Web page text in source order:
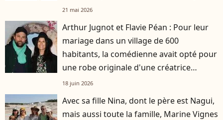
d'avis"
21 mai 2026
Arthur Jugnot et Flavie Péan : Pour leur
mariage dans un village de 600
habitants, la comédienne avait opté pour
une robe originale d'une créatrice
française
18 juin 2026
Avec sa fille Nina, dont le père est Nagui,
mais aussi toute la famille, Marine Vignes